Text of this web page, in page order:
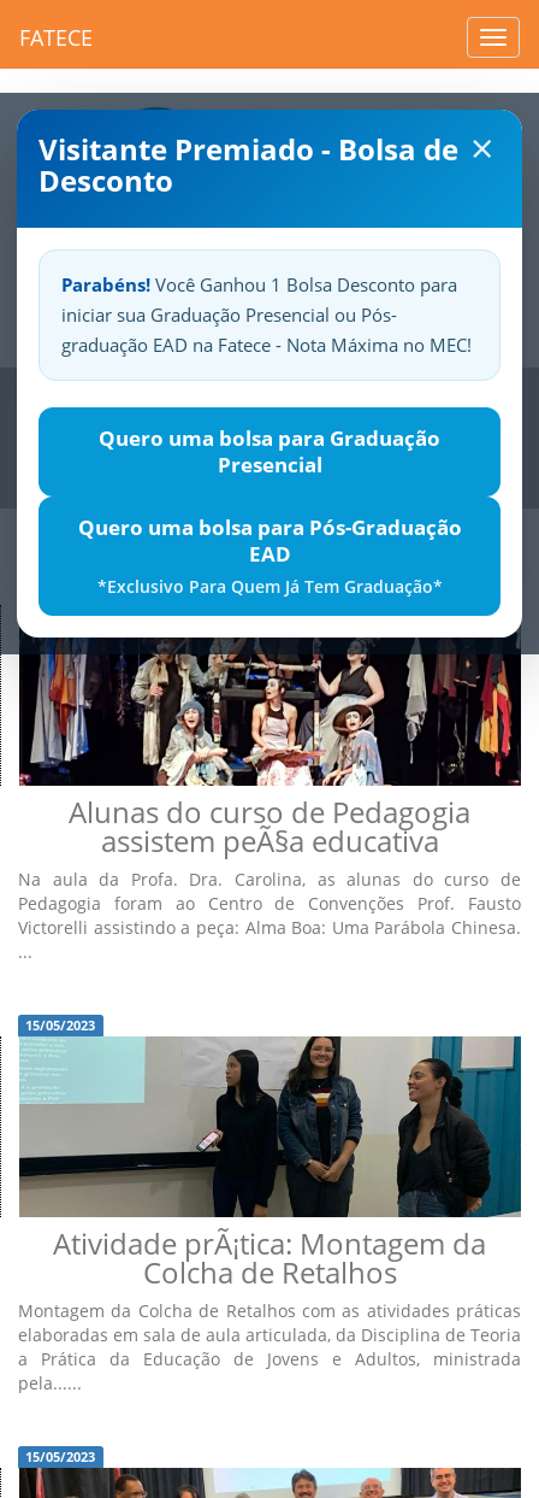
FATECE
×
Visitante Premiado - Bolsa de
Desconto
Parabéns! Você Ganhou 1 Bolsa Desconto para
iniciar sua Graduação Presencial ou Pós-
graduação EAD na Fatece - Nota Máxima no MEC!
Quero uma bolsa para Graduação
Presencial
Quero uma bolsa para Pós-Graduação
EAD
*Exclusivo Para Quem Já Tem Graduação*
SuaFatece.Seuorgulho.
Previous
Alunas do curso de Pedagogia
assistem peÃ§a educativa
Na aula da Profa. Dra. Carolina, as alunas do curso de
Pedagogia foram ao Centro de Convenções Prof. Fausto
Victorelli assistindo a peça: Alma Boa: Uma Parábola Chinesa.
...
15/05/2023
Atividade prÃ¡tica: Montagem da
Colcha de Retalhos
Montagem da Colcha de Retalhos com as atividades práticas
elaboradas em sala de aula articulada, da Disciplina de Teoria
a Prática da Educação de Jovens e Adultos, ministrada
pela......
15/05/2023